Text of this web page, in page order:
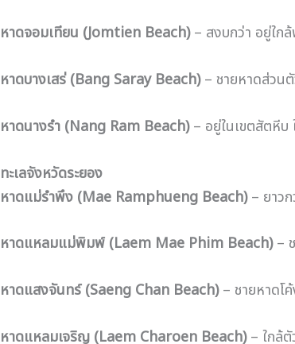
หาดจอมเทียน (Jomtien Beach)– สงบกว่า อยู่ใก
หาดบางเสร่ (Bang Saray Beach)– ชายหาดส่วน
หาดนางรำ (Nang Ram Beach)– อยู่ในเขตสัตหีบ
ทะเลจังหวัดระยอง
หาดแม่รำพึง (Mae Ramphueng Beach)– ยาวก
หาดแหลมแม่พิมพ์ (Laem Mae Phim Beach)–
หาดแสงจันทร์ (Saeng Chan Beach)– ชายหาดโ
หาดแหลมเจริญ (Laem Charoen Beach)– ใกล้ตั